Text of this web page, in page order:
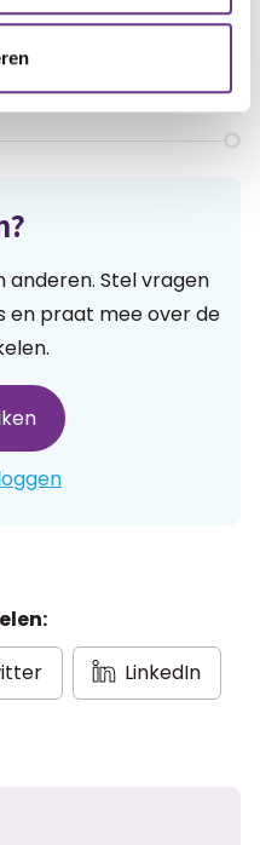
anderen. Stel vragen
en praat mee over de
LinkedIn